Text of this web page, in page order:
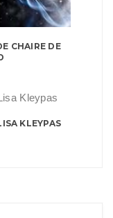
CHAIRE DE
KLEYPAS